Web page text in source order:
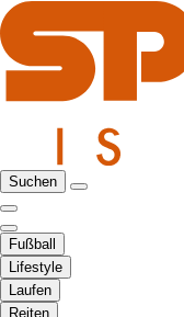
Suchen
Fußball
Lifestyle
Laufen
Reiten